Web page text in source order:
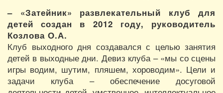
– «Затейник» развлекательный клуб для
детей создан в 2012 году, руководитель
Козлова О.А.
Клуб выходного дня создавался с целью занятия
детей в выходные дни. Девиз клуба – «мы со сцены
игры водим, шутим, пляшем, хороводим». Цели и
задачи клуба – обеспечение досуговой